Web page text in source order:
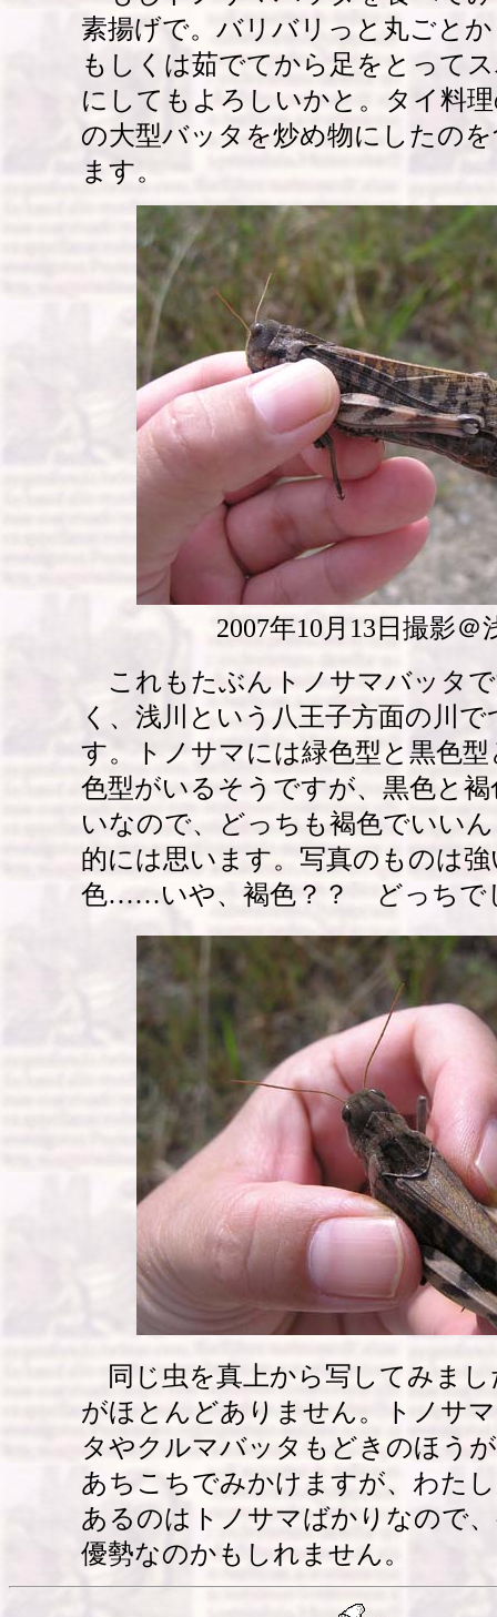
素揚げで。バリバリっと丸ごと
もしくは茹でてから足をとって
にしてもよろしいかと。タイ料
の大型バッタを炒め物にしたの
ます。
2007年10月13日撮影＠
これもたぶんトノサマバッタ
く、浅川という八王子方面の川
す。トノサマには緑色型と黒色
色型がいるそうですが、黒色と
いなので、どっちも褐色でいい
的には思います。写真のものは
色……いや、褐色？？ どっちで
同じ虫を真上から写してみまし
がほとんどありません。トノサ
タやクルマバッタもどきのほう
あちこちでみかけますが、わた
あるのはトノサマばかりなので
優勢なのかもしれません。